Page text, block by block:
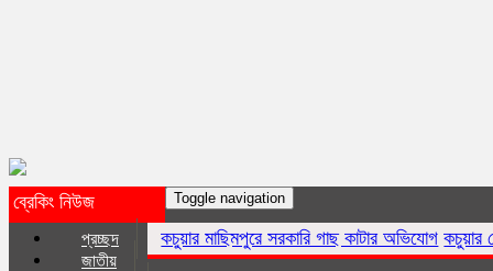
ব্রেকিং নিউজ
কচুয়ার মাছিমপুরে সরকারি গাছ কাটার অভিযোগ কচুয়ার নোয়াগাঁওয়ে
Toggle navigation
প্রচ্ছদ
জাতীয়